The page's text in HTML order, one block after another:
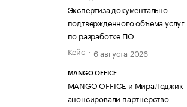
Экспертиза документально
подтвержденного объема услуг
по разработке ПО
Кейс
6 августа 2026
MANGO OFFICE
MANGO OFFICE и МираЛоджик
анонсировали партнерство